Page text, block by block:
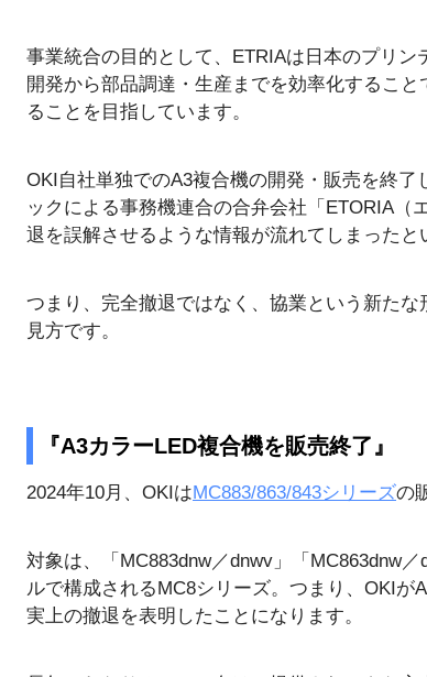
事業統合の目的として、ETRIAは日本のプリン
開発から部品調達・生産までを効率化するこ
ることを目指しています。
OKI自社単独でのA3複合機の開発・販売を終了
ックによる事務機連合の合弁会社「ETORIA（
退を誤解させるような情報が流れてしまったと
つまり、完全撤退ではなく、協業という新た
見方です。
『A3カラーLED複合機を販売終了』
2024年10月、OKIはMC883/863/843シリーズの
対象は、「MC883dnw／dnwv」「MC863dnw
ルで構成されるMC8シリーズ。つまり、OKIが
実上の撤退を表明したことになります。